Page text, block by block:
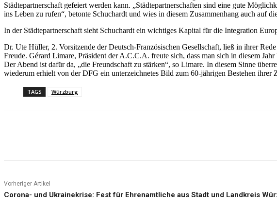
Städtepartnerschaft gefeiert werden kann. „Städtepartnerschaften sind eine gute
ins Leben zu rufen“, betonte Schuchardt und wies in diesem Zusammenhang auch auf
In der Städtepartnerschaft sieht Schuchardt ein wichtiges Kapital für die Integration
Dr. Ute Hüller, 2. Vorsitzende der Deutsch-Französischen Gesellschaft, ließ in ihrer
Freude. Gérard Limare, Präsident der A.C.C.A. freute sich, dass man sich in diesem
Der Abend ist dafür da, „die Freundschaft zu stärken“, so Limare. In diesem Sinne
wiederum erhielt von der DFG ein unterzeichnetes Bild zum 60-jährigen Bestehen ihrer
TAGS Würzburg
Vorheriger Artikel
Corona- und Ukrainekrise: Fest für Ehrenamtliche aus Stadt und Landkreis